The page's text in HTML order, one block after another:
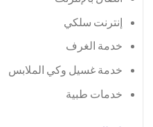
إنترنت سلكي
خدمة الغرف
خدمة غسيل وكي الملابس
خدمات طبية